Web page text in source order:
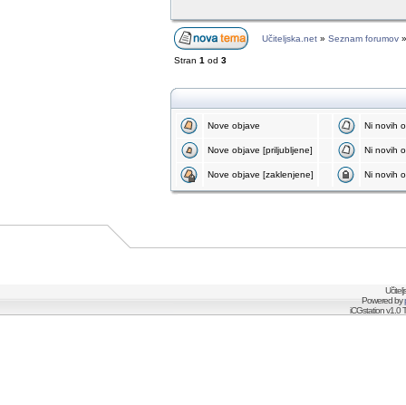
Učiteljska.net » Seznam forumov
Stran 1 od 3
Nove objave Ni novih
Nove objave [priljubljene] Ni novih
Nove objave [zaklenjene] Ni novih
Powered by
iCGstation v1.0